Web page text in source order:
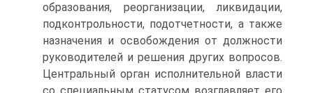
образования, реорганизации, ликвидации,
подконтрольности, подотчетности, а также
назначения и освобождения от должности
руководителей и решения других вопросов.
Центральный орган исполнительной власти